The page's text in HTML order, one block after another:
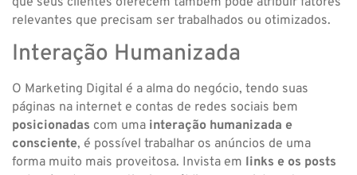
relevantes que precisam ser trabalhados ou otimizados.
Interação Humanizada
O Marketing Digital é a alma do negócio, tendo suas
páginas na internet e contas de redes sociais bem
posicionadas com uma interação humanizada e
consciente, é possível trabalhar os anúncios de uma
forma muito mais proveitosa. Invista em links e os posts